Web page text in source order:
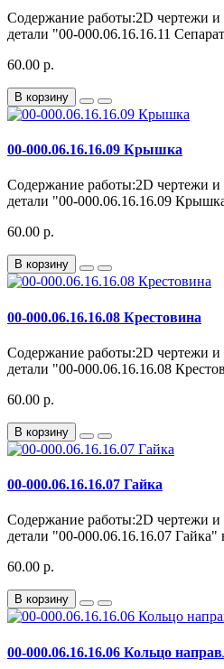
Содержание работы:2D чертежи и
детали "00-000.06.16.16.11
60.00 р.
В корзину
00-000.06.16.16.09 Крышка
Содержание работы:2D чертежи и
детали "00-000.06.16.16.09
60.00 р.
В корзину
00-000.06.16.16.08 Крестовина
Содержание работы:2D чертежи и
детали "00-000.06.16.16.08
60.00 р.
В корзину
00-000.06.16.16.07 Гайка
Содержание работы:2D чертежи и
детали "00-000.06.16.16.07 Гайка"
60.00 р.
В корзину
00-000.06.16.16.06 Кольцо